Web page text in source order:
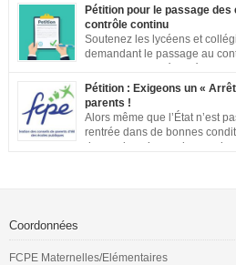
Notre société a aujourd’hui une dette de
enfants et adolescents de ce pays. En
dans le contexte actuel est […]
Pétition pour le passage
contrôle continu
Soutenez les lycéens et
demandant le passage au
importantes : établissements qui ne
distanciel inexistants, manque de
pétition ici
Pétition : Exigeons un «
parents !
Alors même que l’État n’est
rentrée dans de bonnes
demande qu’une prise en
Coordonnées
FCPE Maternelles/Elémentaires